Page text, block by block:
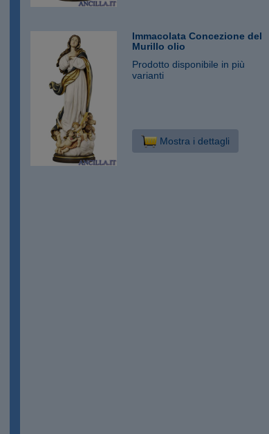
Immacolata Concezione del
Murillo olio
Prodotto disponibile in più
varianti
Mostra i dettagli